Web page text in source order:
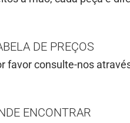
DE PREÇOS
favor consulte-nos
ENCONTRAR